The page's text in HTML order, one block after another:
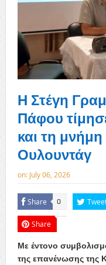
Η Στέγη
Πάφου
και τη
Ουλουντάγ
on: July 06, 2026
Share 0
Share
Με έντονο
της επανένωσης της